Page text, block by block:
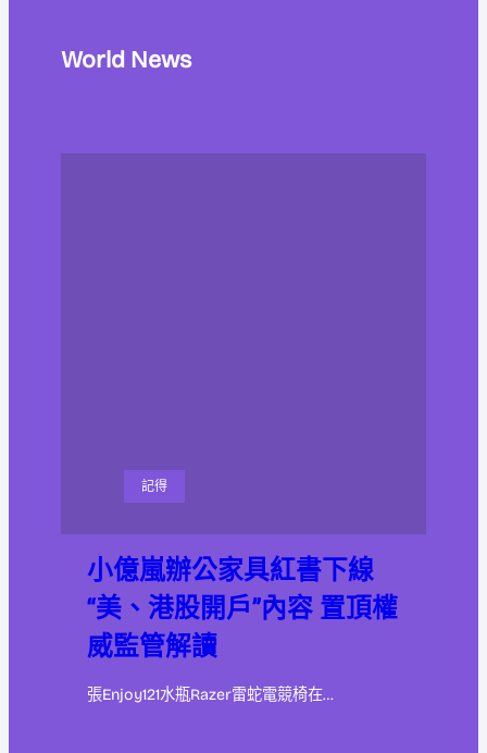
World News
記得
小億嵐辦公家具紅書下線
“美、港股開戶”內容 置頂權
威監管解讀
張Enjoy121水瓶Razer雷蛇電競椅在…